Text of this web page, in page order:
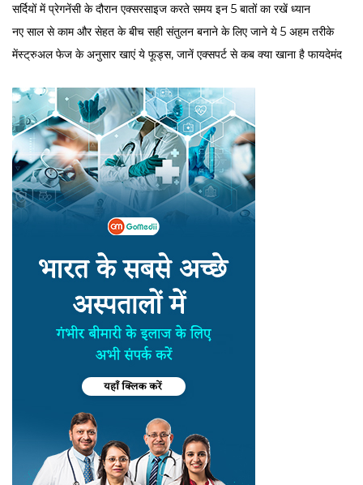
सर्द‍ियों में प्रेगनेंसी के दौरान एक्सरसाइज करते समय इन 5 बातों का रखें ध्यान
नए साल से काम और सेहत के बीच सही संतुलन बनाने के लिए जाने ये 5 अहम तरीके
मेंस्ट्रुअल फेज के अनुसार खाएं ये फूड्स, जानें एक्सपर्ट से कब क्या खाना है फायदेमंद